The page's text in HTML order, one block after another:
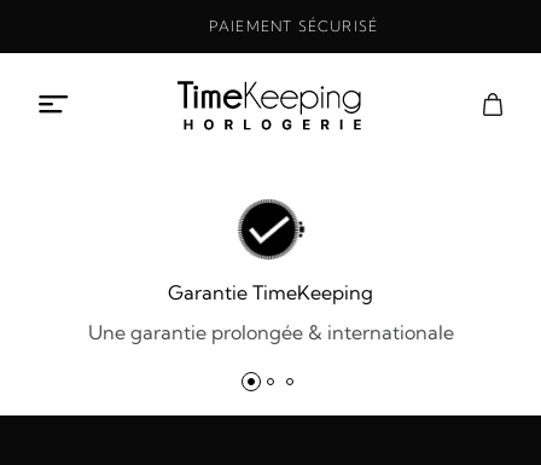
PAIEMENT SÉCURISÉ
Garantie TimeKeeping
Une garantie prolongée & internationale